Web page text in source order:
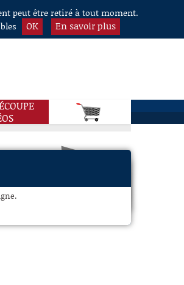
peut être retiré à tout moment.
OK En savoir plus